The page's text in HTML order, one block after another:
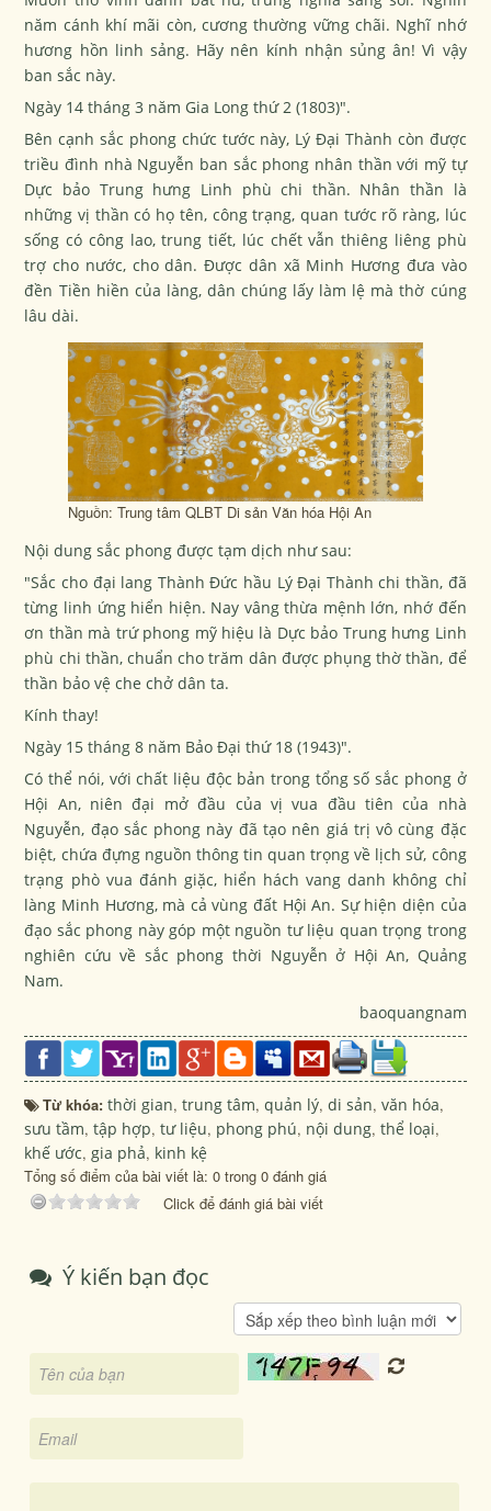
năm cánh khí mãi còn, cương thường vững chãi. Nghĩ nhớ
hương hồn linh sảng. Hãy nên kính nhận sủng ân! Vì vậy
ban sắc này.
Ngày 14 tháng 3 năm Gia Long thứ 2 (1803)".
Bên cạnh sắc phong chức tước này, Lý Đại Thành còn được
triều đình nhà Nguyễn ban sắc phong nhân thần với mỹ tự
Dực bảo Trung hưng Linh phù chi thần. Nhân thần là
những vị thần có họ tên, công trạng, quan tước rõ ràng, lúc
sống có công lao, trung tiết, lúc chết vẫn thiêng liêng phù
trợ cho nước, cho dân. Được dân xã Minh Hương đưa vào
đền Tiền hiền của làng, dân chúng lấy làm lệ mà thờ cúng
lâu dài.
Nguồn: Trung tâm QLBT Di sản Văn hóa Hội An
Nội dung sắc phong được tạm dịch như sau:
"Sắc cho đại lang Thành Đức hầu Lý Đại Thành chi thần, đã
từng linh ứng hiển hiện. Nay vâng thừa mệnh lớn, nhớ đến
ơn thần mà trứ phong mỹ hiệu là Dực bảo Trung hưng Linh
phù chi thần, chuẩn cho trăm dân được phụng thờ thần, để
thần bảo vệ che chở dân ta.
Kính thay!
Ngày 15 tháng 8 năm Bảo Đại thứ 18 (1943)".
Có thể nói, với chất liệu độc bản trong tổng số sắc phong ở
Hội An, niên đại mở đầu của vị vua đầu tiên của nhà
Nguyễn, đạo sắc phong này đã tạo nên giá trị vô cùng đặc
biệt, chứa đựng nguồn thông tin quan trọng về lịch sử, công
trạng phò vua đánh giặc, hiển hách vang danh không chỉ
làng Minh Hương, mà cả vùng đất Hội An. Sự hiện diện của
đạo sắc phong này góp một nguồn tư liệu quan trọng trong
nghiên cứu về sắc phong thời Nguyễn ở Hội An, Quảng
Nam.
baoquangnam
Từ khóa:thời gian,trung tâm,quản lý,di sản,văn hóa,
sưu tầm,tập hợp,tư liệu, phong phú, nội dung,thể loại,
khế ước,gia phả, kinh kệ
Tổng số điểm của bài viết là: 0 trong 0 đánh giá
Click để đánh giá bài viết
Ý kiến bạn đọc